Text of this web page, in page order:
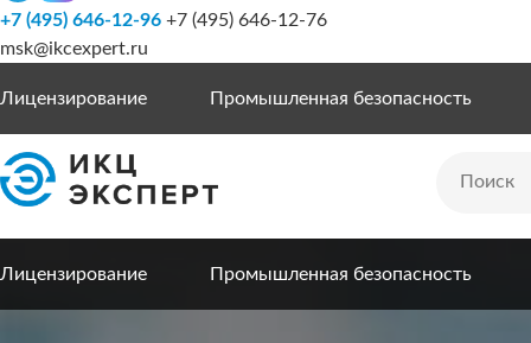
+7 (495) 646-12-96 +7 (495) 646-12-76
msk@ikcexpert.ru
Лицензирование Промышленная безопасность
Лицензирование Промышленная безопасность